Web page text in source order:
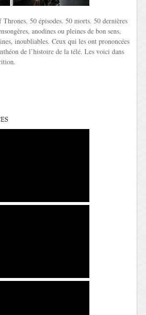
Thrones. 50 épisodes. 50 morts. 50 dernières
anodines ou pleines de bon sens,
inoubliables. Ceux qui les ont prononcées
de l’histoire de la télé. Les voici dans